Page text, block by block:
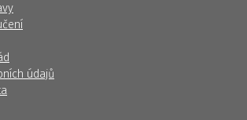
údajů